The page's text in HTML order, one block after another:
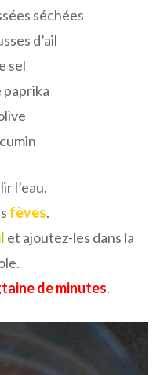
séchées
d’ail
sel
paprika
l’eau.
fèves.
et ajoutez-les dans la
de minutes.